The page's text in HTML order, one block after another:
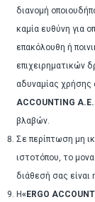
διανομή
καμία ευθύνη για
επακόλουθη ή
επιχειρηματικών
αδυναμίας χρήσης
ACCOUNTING
βλαβών.
Σε περίπτωση μη
ιστοτόπου, το
διάθεσή σας
Η«ERGO